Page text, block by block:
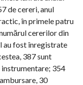
de cereri, anul
în primele patru
cererilor din
au fost înregistrate
387 sunt
354
30